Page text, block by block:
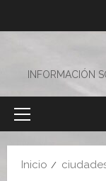
INFORMACIÓN
Menú
Inicio